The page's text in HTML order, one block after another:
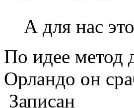
А для нас
По идее метод
Орландо он
Записан